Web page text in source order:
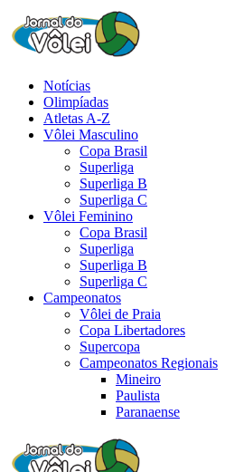
Notícias
Olimpíadas
Atletas A-Z
Vôlei Masculino
Copa Brasil
Superliga
Superliga B
Superliga C
Vôlei Feminino
Copa Brasil
Superliga
Superliga B
Superliga C
Campeonatos
Vôlei de Praia
Copa Libertadores
Supercopa
Campeonatos Regionais
Mineiro
Paulista
Paranaense